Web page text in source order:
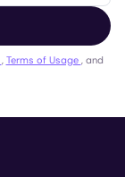
, Terms of Usage , and